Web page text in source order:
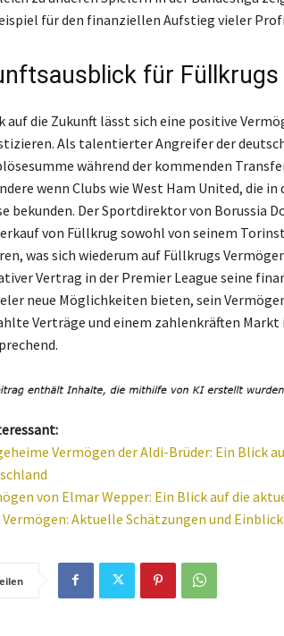
für den finanziellen Aufstieg vieler
für Füllkrugs
auf die Zukunft lässt sich eine positive
Als talentierter Angreifer der
während der kommenden
wenn Clubs wie West Ham United, die
bekunden. Der Sportdirektor von Borussia
von Füllkrug sowohl von seinem
was sich wiederum auf Füllkrugs
Vertrag in der Premier League seine
neue Möglichkeiten bieten, sein
Verträge und einem zahlenkräften
Vermögen der Aldi-Brüder: Ein Blick
von Elmar Wepper: Ein Blick auf die
Vermögen: Aktuelle Schätzungen und